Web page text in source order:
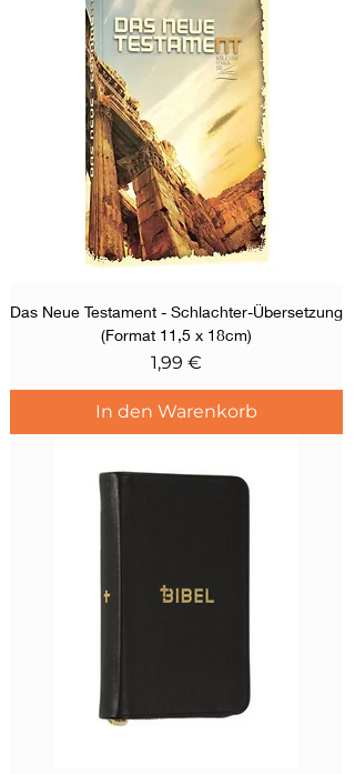
Das Neue Testament - Schlachter-Übersetzung
(Format 11,5 x 18cm)
Preis
1,99 €
In den Warenkorb